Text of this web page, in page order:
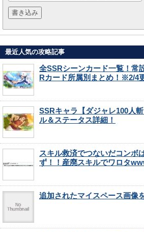
最近人気の攻略記事
全SSRシーンカード一覧！常
Rカード所属別まとめ！※2/4
SSRキャラ【ダジャレ100人
ル＆ステータス詳細！
スキル救済でつないだコンボ
ず！！産廃スキルでワロタ
追加されたマイスペース画像